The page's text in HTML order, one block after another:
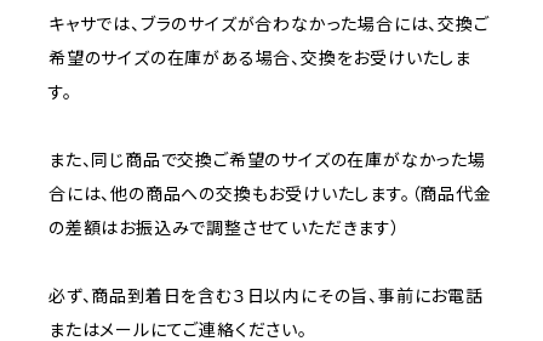
キャサでは、ブラのサイズが合わなかった場合には、交換ご
希望のサイズの在庫がある場合、交換をお受けいたしま
す。
また、同じ商品で交換ご希望のサイズの在庫がなかった場
合には、他の商品への交換もお受けいたします。（商品代金
の差額はお振込みで調整させていただきます）
必ず、商品到着日を含む３日以内にその旨、事前にお電話
またはメールにてご連絡ください。